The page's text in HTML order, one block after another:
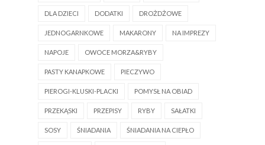
DLA DZIECI DODATKI DROŻDŻOWE
JEDNOGARNKOWE MAKARONY NA IMPREZY
NAPOJE OWOCE MORZA&RYBY
PASTY KANAPKOWE PIECZYWO
PIEROGI-KLUSKI-PLACKI POMYSŁ NA OBIAD
PRZEKĄSKI PRZEPISY RYBY SAŁATKI
SOSY ŚNIADANIA ŚNIADANIA NA CIEPŁO